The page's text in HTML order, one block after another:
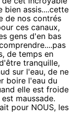
bien assis....cette
de nos contrés
ces canaux,
gens d'en bas
de temps en
tranquille,
sur l'eau, de ne
boire l'eau du
elle est froide
maussade.
pour NOUS, les